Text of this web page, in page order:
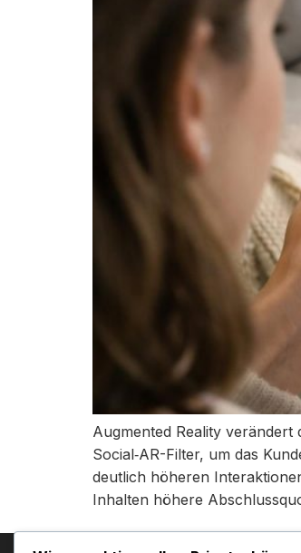
Augmented Reality
Social‑AR-Filter, um das
deutlich höheren
Inhalten höhere